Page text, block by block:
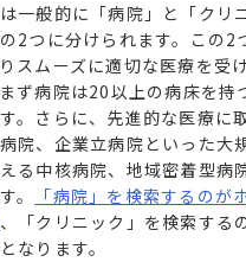
一般的に「病院」と「クリ
2つに分けられます。この2
スムーズに適切な医療を受
ず病院は20以上の病床を持
。さらに、先進的な医療に
院、企業立病院といった大
る中核病院、地域密着型病
。
「病院」を検索するのが
、「クリニック」を検索する
なります。